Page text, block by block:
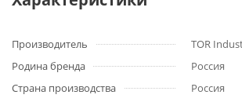
Производитель
TOR
Родина бренда
Россия
Страна производства
Россия